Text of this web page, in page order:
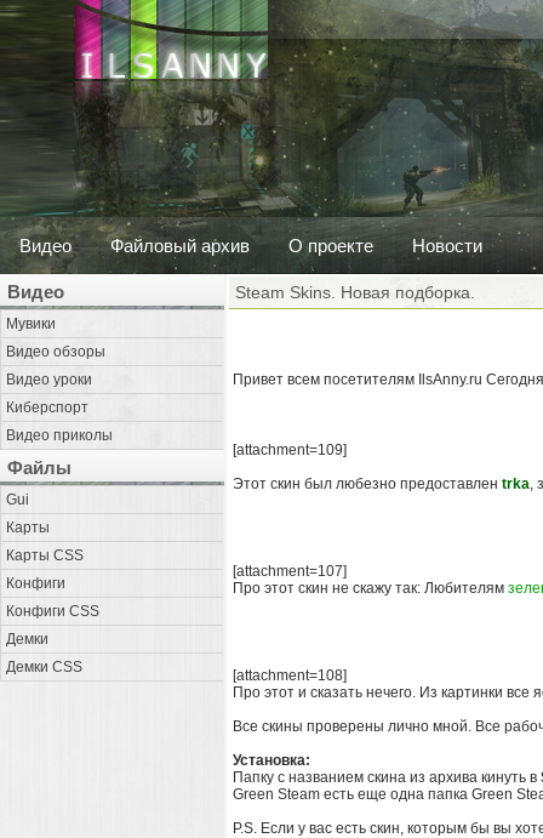
Видео Файловый архив О проекте Новости
Видео
Мувики
Видео обзоры
Видео уроки
Киберспорт
Видео приколы
Файлы
Gui
Карты
Карты CSS
Конфиги
Конфиги CSS
Демки
Демки CSS
Steam Skins. Новая подборка.
Привет всем посетителям IlsAnny.ru
[attachment=109]
Этот скин был любезно предоставлен trka,
[attachment=107]
Про этот скин не скажу так: Любителям
[attachment=108]
Про этот и сказать нечего. Из картинки
Все скины проверены лично мной. Все
Установка:
Папку с названием скина из архива кинуть в
Green Steam есть еще одна папка Green
P.S. Если у вас есть скин, которым бы вы